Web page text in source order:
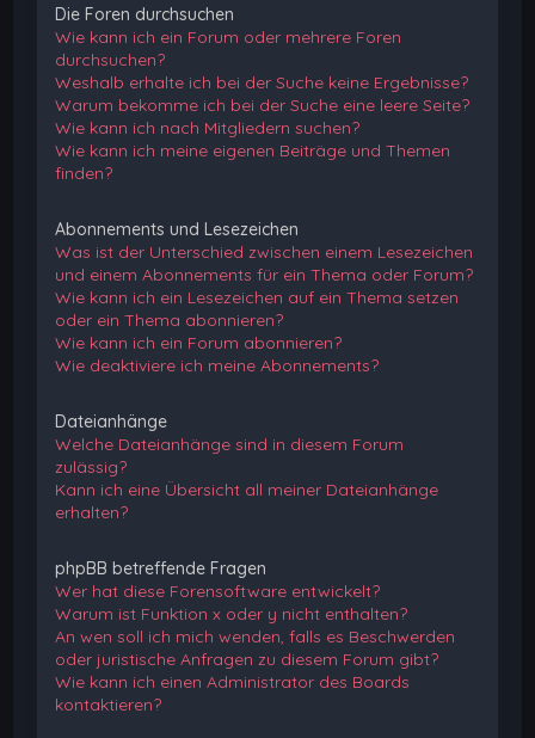
Die Foren durchsuchen
Wie kann ich ein Forum oder mehrere Foren
durchsuchen?
Weshalb erhalte ich bei der Suche keine Ergebnisse?
Warum bekomme ich bei der Suche eine leere Seite?
Wie kann ich nach Mitgliedern suchen?
Wie kann ich meine eigenen Beiträge und Themen
finden?
Abonnements und Lesezeichen
Was ist der Unterschied zwischen einem Lesezeichen
und einem Abonnements für ein Thema oder Forum?
Wie kann ich ein Lesezeichen auf ein Thema setzen
oder ein Thema abonnieren?
Wie kann ich ein Forum abonnieren?
Wie deaktiviere ich meine Abonnements?
Dateianhänge
Welche Dateianhänge sind in diesem Forum
zulässig?
Kann ich eine Übersicht all meiner Dateianhänge
erhalten?
phpBB betreffende Fragen
Wer hat diese Forensoftware entwickelt?
Warum ist Funktion x oder y nicht enthalten?
An wen soll ich mich wenden, falls es Beschwerden
oder juristische Anfragen zu diesem Forum gibt?
Wie kann ich einen Administrator des Boards
kontaktieren?